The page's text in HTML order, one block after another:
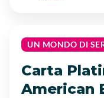
UN MONDO DI
Carta
American